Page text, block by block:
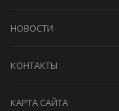
НОВОСТИ
КОНТАКТЫ
КАРТА САЙТА